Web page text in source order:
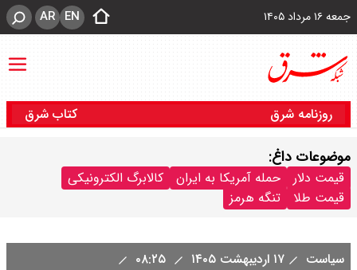
جمعه ۱۶ مرداد ۱۴۰۵ EN
AR
روزنامه شرق کتاب شرق
موضوعات داغ:
قیمت دلار حمله آمریکا به ایران
کالابرگ الکترونیکی
قیمت طلا
تنگه هرمز
سیاست ۱۷ اردیبهشت ۱۴۰۵